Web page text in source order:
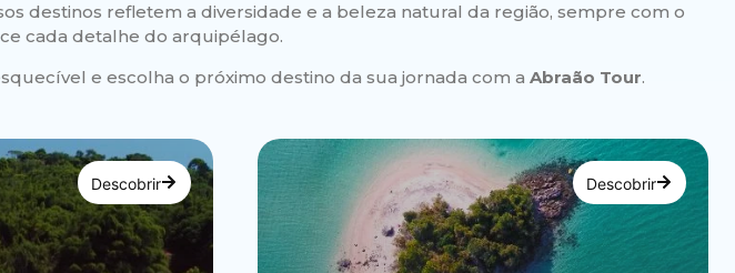
destinos refletem a diversidade e a beleza natural da região, sempre com o
cada detalhe do arquipélago.
e escolha o próximo destino da sua jornada com a Abraão Tour.
Descobrir Descobrir